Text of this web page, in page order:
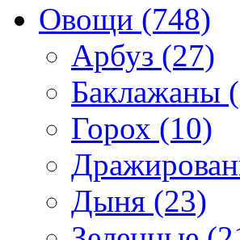
Овощи (748)
Арбуз (27)
Баклажаны
Горох (10)
Дыня (23)